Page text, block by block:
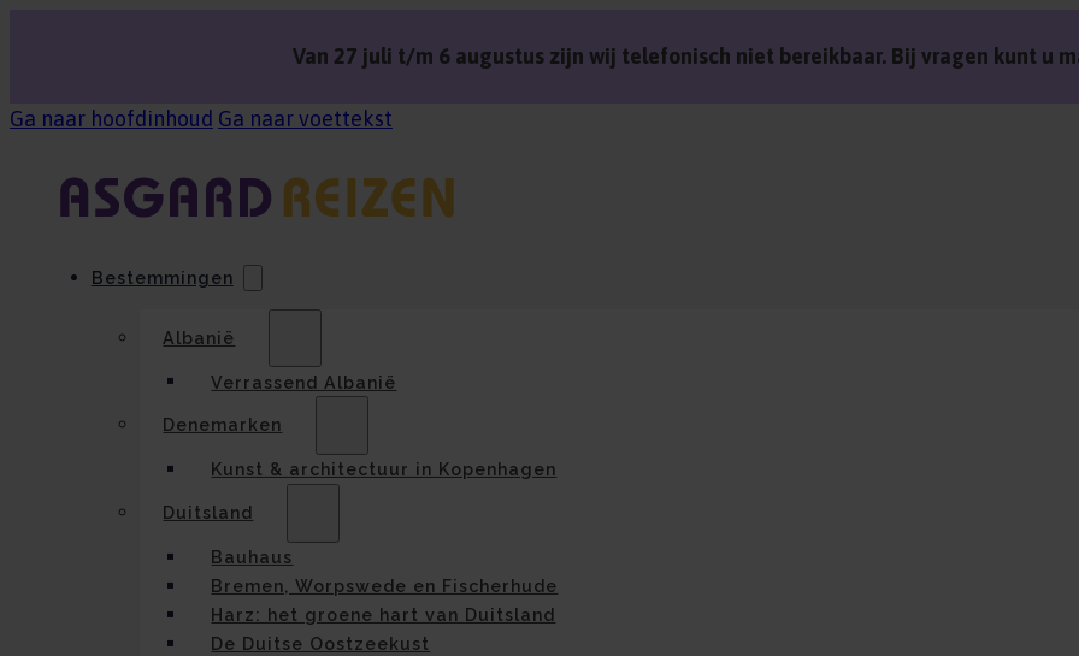
Van 27 juli t/m 6 augustus zijn wij telefonisch niet bereikbaar. Bij vragen kunt u
Ga naar hoofdinhoud Ga naar voettekst
Bestemmingen
Albanië
Verrassend Albanië
Denemarken
Kunst & architectuur in Kopenhagen
Duitsland
Bauhaus
Bremen, Worpswede en Fischerhude
Harz: het groene hart van Duitsland
De Duitse Oostzeekust